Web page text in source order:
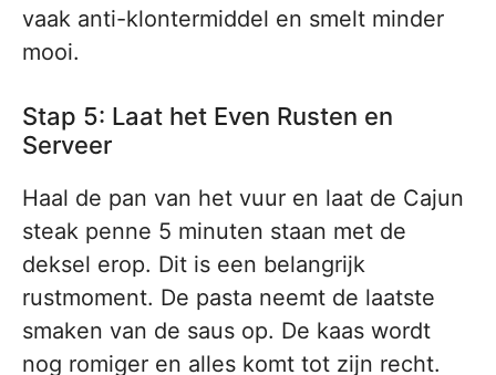
vaak anti-klontermiddel en smelt minder
mooi.
Stap 5: Laat het Even Rusten en
Serveer
Haal de pan van het vuur en laat de Cajun
steak penne 5 minuten staan met de
deksel erop. Dit is een belangrijk
rustmoment. De pasta neemt de laatste
smaken van de saus op. De kaas wordt
nog romiger en alles komt tot zijn recht.